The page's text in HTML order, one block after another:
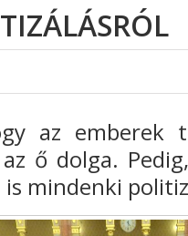
az emberek
ő dolga.
mindenki